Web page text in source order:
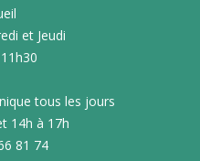
et Jeudi
tous les jours
14h à 17h
81 74